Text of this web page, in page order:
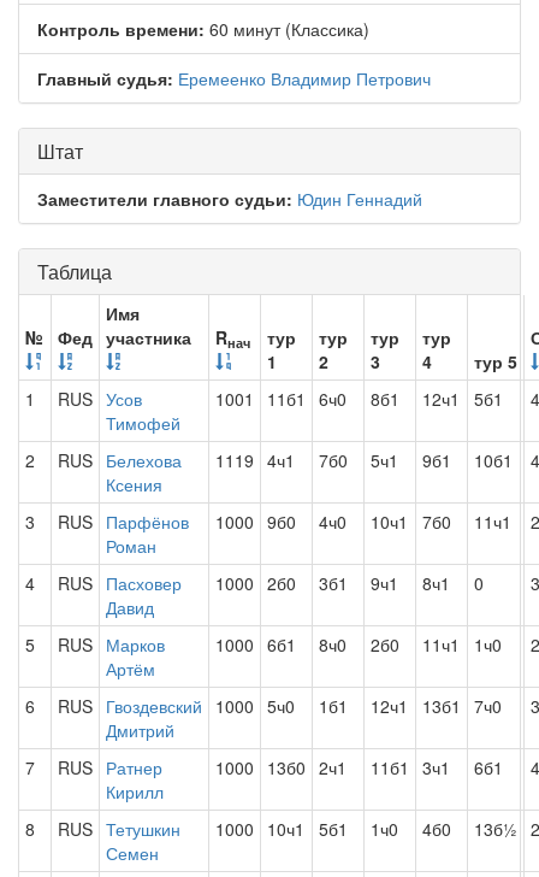
Контроль времени: 60 минут (Классика)
Главный судья: Еремеенко Владимир Петрович
Штат
Заместители главного судьи: Юдин Геннадий
Таблица
№ Фед
Имя
участника
Rнач
тур
1
тур
2
тур
3
тур
4
тур 5
1 RUS Усов
Тимофей
1001 11б1 6ч0 8б1 12ч1 5б1
2 RUS Белехова
Ксения
1119 4ч1 7б0 5ч1 9б1 10б1
3 RUS Парфёнов
Роман
1000 9б0 4ч0 10ч1 7б0 11ч1
4 RUS Пасховер
Давид
1000 2б0 3б1 9ч1 8ч1 0
5 RUS Марков
Артём
1000 6б1 8ч0 2б0 11ч1 1ч0
6 RUS Гвоздевский
Дмитрий
1000 5ч0 1б1 12ч1 13б1 7ч0
7 RUS Ратнер
Кирилл
1000 13б0 2ч1 11б1 3ч1 6б1
8 RUS Тетушкин
Семен
1000 10ч1 5б1 1ч0 4б0 13б½